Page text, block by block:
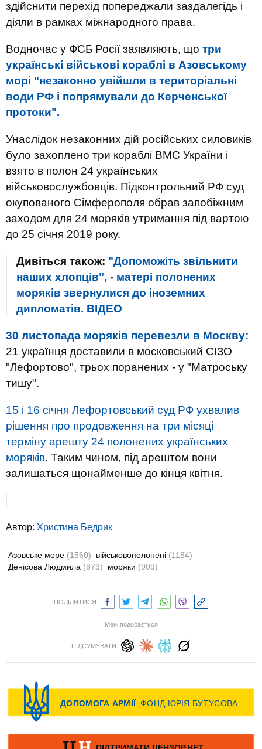
здійснити перехід попереджали заздалегідь і
діяли в рамках міжнародного права.
Водночас у ФСБ Росії заявляють, що три
українські військові кораблі в Азовському
морі "незаконно увійшли в територіальні
води РФ і попрямували до Керченської
протоки".
Унаслідок незаконних дій російських силовиків
було захоплено три кораблі ВМС України і
взято в полон 24 українських
військовослужбовців. Підконтрольний РФ суд
окупованого Сімферополя обрав запобіжним
заходом для 24 моряків утримання під вартою
до 25 січня 2019 року.
Дивіться також: "Допоможіть звільнити
наших хлопців", - матері полонених
моряків звернулися до іноземних
дипломатів. ВIДЕО
30 листопада моряків перевезли в Москву:
21 українця доставили в московський СІЗО
"Лефортово", трьох поранених - у "Матроську
тишу".
15 і 16 січня Лефортовський суд РФ ухвалив
рішення про продовження на три місяці
терміну арешту 24 полонених українських
моряків. Таким чином, під арештом вони
залишаться щонайменше до кінця квітня.
Автор: Христина Бедрик
Азовське море (1560) військовополонені (1184)
Денісова Людмила (873) моряки (909)
ПОДІЛИТИСЯ:
Мені подобається
ПІДСУМУВАТИ: